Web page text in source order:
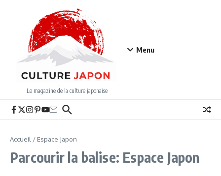
Le magazine de la culture japonaise
Menu
Accueil / Espace Japon
Parcourir la balise: Espace Japon